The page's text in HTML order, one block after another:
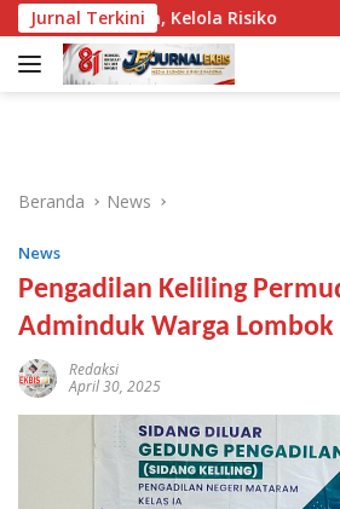
Langsung
ke
konten
Jurnal Terkini
Kelola Risiko Koper
Beranda News
News
Pengadilan Keliling
Adminduk Warga Lombok
Redaksi
April 30, 2025